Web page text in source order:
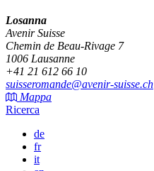
Losanna
Avenir Suisse
Chemin de Beau-Rivage 7
1006 Lausanne
+41 21 612 66 10
suisseromande@avenir-suisse.ch
Mappa
Ricerca
de
fr
it